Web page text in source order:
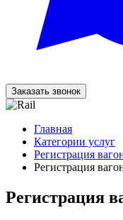
Заказать звонок
Главная
Категории услуг
Регистрация
Регистрация
Регистрация